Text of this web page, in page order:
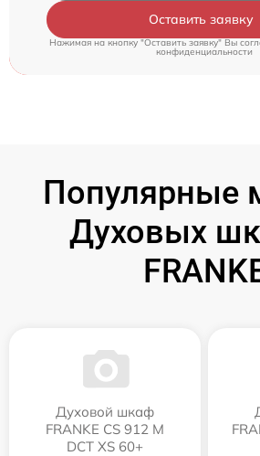
Оставить заявку
Нажимая на кнопку "Оставить заявку" Вы
конфиденциальности
Популярные
Духовых
Духовой шкаф
FRANKE CS 912 M
DCT XS 60+